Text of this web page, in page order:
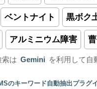
ベントナイト 黒ボク
アルミニウム障害
索は Gemini
を利用して自
のキーワード自動抽出プラグ